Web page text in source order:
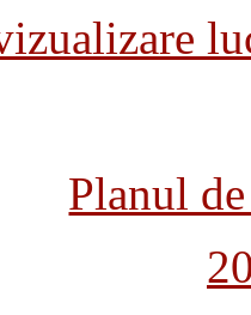
Planul